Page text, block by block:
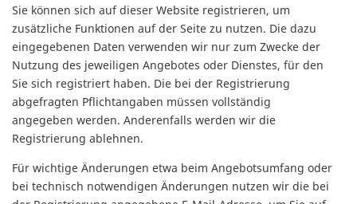
Sie können sich auf dieser Website registrieren, um
zusätzliche Funktionen auf der Seite zu nutzen. Die dazu
eingegebenen Daten verwenden wir nur zum Zwecke der
Nutzung des jeweiligen Angebotes oder Dienstes, für den
Sie sich registriert haben. Die bei der Registrierung
abgefragten Pflichtangaben müssen vollständig
angegeben werden. Anderenfalls werden wir die
Registrierung ablehnen.
Für wichtige Änderungen etwa beim Angebotsumfang oder
bei technisch notwendigen Änderungen nutzen wir die bei